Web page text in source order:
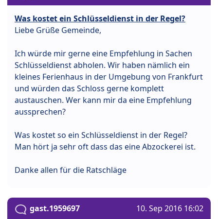
Was kostet ein Schlüsseldienst in der Regel?
Liebe Grüße Gemeinde,
Ich würde mir gerne eine Empfehlung in Sachen
Schlüsseldienst abholen. Wir haben nämlich ein
kleines Ferienhaus in der Umgebung von Frankfurt
und würden das Schloss gerne komplett
austauschen. Wer kann mir da eine Empfehlung
aussprechen?
Was kostet so ein Schlüsseldienst in der Regel?
Man hört ja sehr oft dass das eine Abzockerei ist.
Danke allen für die Ratschläge
gast.1959697 10. Sep 2016 16:02